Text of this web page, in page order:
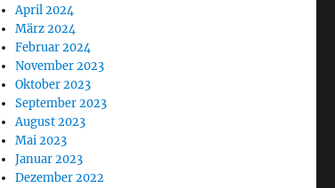
April 2024
März 2024
Februar 2024
November 2023
Oktober 2023
September 2023
August 2023
Mai 2023
Januar 2023
Dezember 2022